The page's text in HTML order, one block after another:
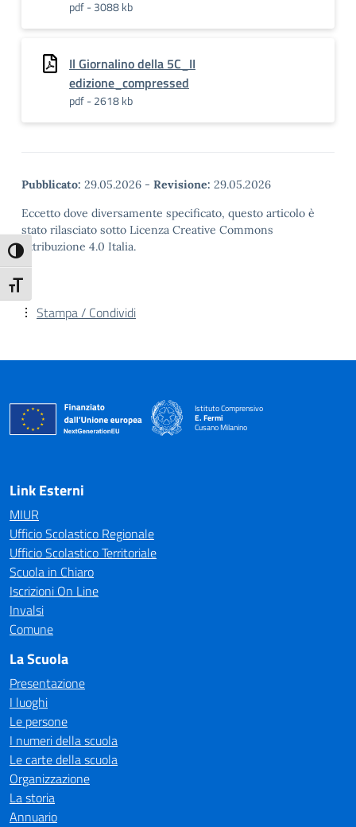
Attiva/disattiva alto contrasto
Attiva/disattiva dimensione testo
pdf - 3088 kb
Il Giornalino della 5C_II
edizione_compressed
pdf - 2618 kb
Pubblicato: 29.05.2026 - Revisione: 29.05.2026
Eccetto dove diversamente specificato, questo articolo è
stato rilasciato sotto Licenza Creative Commons
Attribuzione 4.0 Italia.
Stampa / Condividi
Istituto Comprensivo
E. Fermi
Cusano Milanino
Link Esterni
MIUR
Ufficio Scolastico Regionale
Ufficio Scolastico Territoriale
Scuola in Chiaro
Iscrizioni On Line
Invalsi
Comune
La Scuola
Presentazione
I luoghi
Le persone
I numeri della scuola
Le carte della scuola
Organizzazione
La storia
Annuario